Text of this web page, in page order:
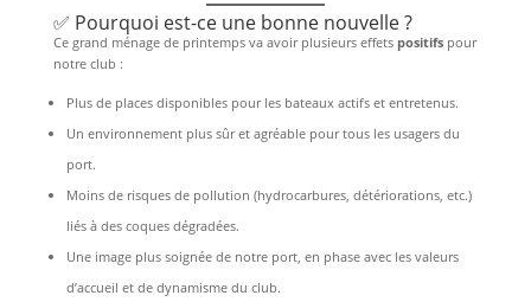
✅ Pourquoi est-ce une bonne nouvelle ?
Ce grand ménage de printemps va avoir plusieurs effets positifspour
notre club :
Plus de places disponibles pour les bateaux actifs et entretenus.
Un environnement plus sûr et agréable pour tous les usagers du
port.
Moins de risques de pollution (hydrocarbures, détériorations, etc.)
liés à des coques dégradées.
Une image plus soignée de notre port, en phase avec les valeurs
d’accueil et de dynamisme du club.